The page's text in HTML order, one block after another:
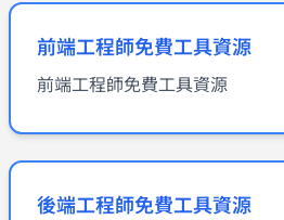
前端工程師免費工具資源
前端工程師免費工具資源
後端工程師免費工具資源